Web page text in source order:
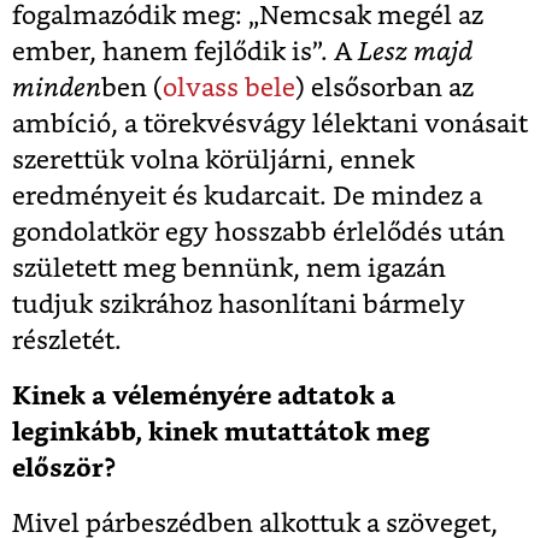
fogalmazódik meg: „Nemcsak megél az
ember, hanem fejlődik is”. A Lesz majd
mindenben (olvass bele) elsősorban az
ambíció, a törekvésvágy lélektani vonásait
szerettük volna körüljárni, ennek
eredményeit és kudarcait. De mindez a
gondolatkör egy hosszabb érlelődés után
született meg bennünk, nem igazán
tudjuk szikrához hasonlítani bármely
részletét.
Kinek a véleményére adtatok a
leginkább, kinek mutattátok meg
először?
Mivel párbeszédben alkottuk a szöveget,